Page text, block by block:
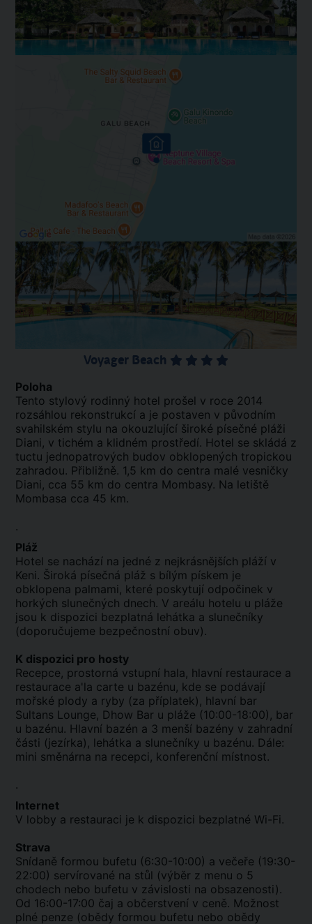
Voyager Beach
Poloha
Tento stylový rodinný hotel prošel v roce 2014
rozsáhlou rekonstrukcí a je postaven v původním
svahilském stylu na okouzlující široké písečné pláži
Diani, v tichém a klidném prostředí. Hotel se skládá z
tuctu jednopatrových budov obklopených tropickou
zahradou. Přibližně. 1,5 km do centra malé vesničky
Diani, cca 55 km do centra Mombasy. Na letiště
Mombasa cca 45 km.
.
Pláž
Hotel se nachází na jedné z nejkrásnějších pláží v
Keni. Široká písečná pláž s bílým pískem je
obklopena palmami, které poskytují odpočinek v
horkých slunečných dnech. V areálu hotelu u pláže
jsou k dispozici bezplatná lehátka a slunečníky
(doporučujeme bezpečnostní obuv).
K dispozici pro hosty
Recepce, prostorná vstupní hala, hlavní restaurace a
restaurace a'la carte u bazénu, kde se podávají
mořské plody a ryby (za příplatek), hlavní bar
Sultans Lounge, Dhow Bar u pláže (10:00-18:00), bar
u bazénu. Hlavní bazén a 3 menší bazény v zahradní
části (jezírka), lehátka a slunečníky u bazénu. Dále:
mini směnárna na recepci, konferenční místnost.
.
Internet
V lobby a restauraci je k dispozici bezplatné Wi-Fi.
Strava
Snídaně formou bufetu (6:30-10:00) a večeře (19:30-
22:00) servírované na stůl (výběr z menu o 5
chodech nebo bufetu v závislosti na obsazenosti).
Od 16:00-17:00 čaj a občerstvení v ceně. Možnost
plné penze (obědy formou bufetu nebo obědy